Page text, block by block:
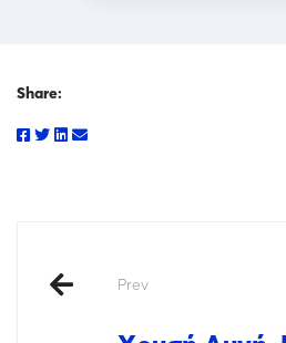
Share:
Prev